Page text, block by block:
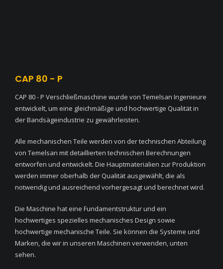
CAP 80 - P
CAP 80 - P Verschließmaschine wurde von Temelsan Ingenieure
entwickelt, um eine gleichmäßige und hochwertige Qualität in
der Bandsägeindustrie zu gewährleisten.
Alle mechanischen Teile werden von der technischen Abteilung
von Temelsan mit detaillierten technischen Berechnungen
entworfen und entwickelt. Die Hauptmaterialien zur Produktion
werden immer oberhalb der Qualität ausgewählt, die als
notwendig und ausreichend vorhergesagt und berechnet wird.
Die Maschine hat eine Fundamentstruktur und ein
hochwertiges spezielles mechanisches Design sowie
hochwertige mechanische Teile. Sie können die Systeme und
Marken, die wir in unseren Maschinen verwenden, unten
sehen.